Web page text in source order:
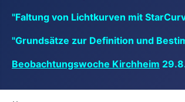
"Faltung von Lichtkurven mit
"Grundsätze zur Definition und
Beobachtungswoche Kirchheim